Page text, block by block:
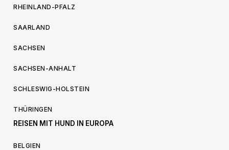
RHEINLAND-PFALZ
SAARLAND
SACHSEN
SACHSEN-ANHALT
SCHLESWIG-HOLSTEIN
THÜRINGEN
REISEN MIT HUND IN EUROPA
BELGIEN